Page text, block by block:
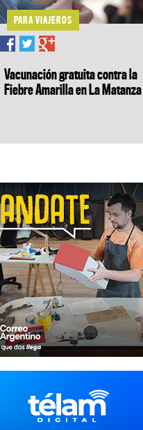
PARA VIAJEROS
Vacunación gratuita contra la
Fiebre Amarilla en La Matanza